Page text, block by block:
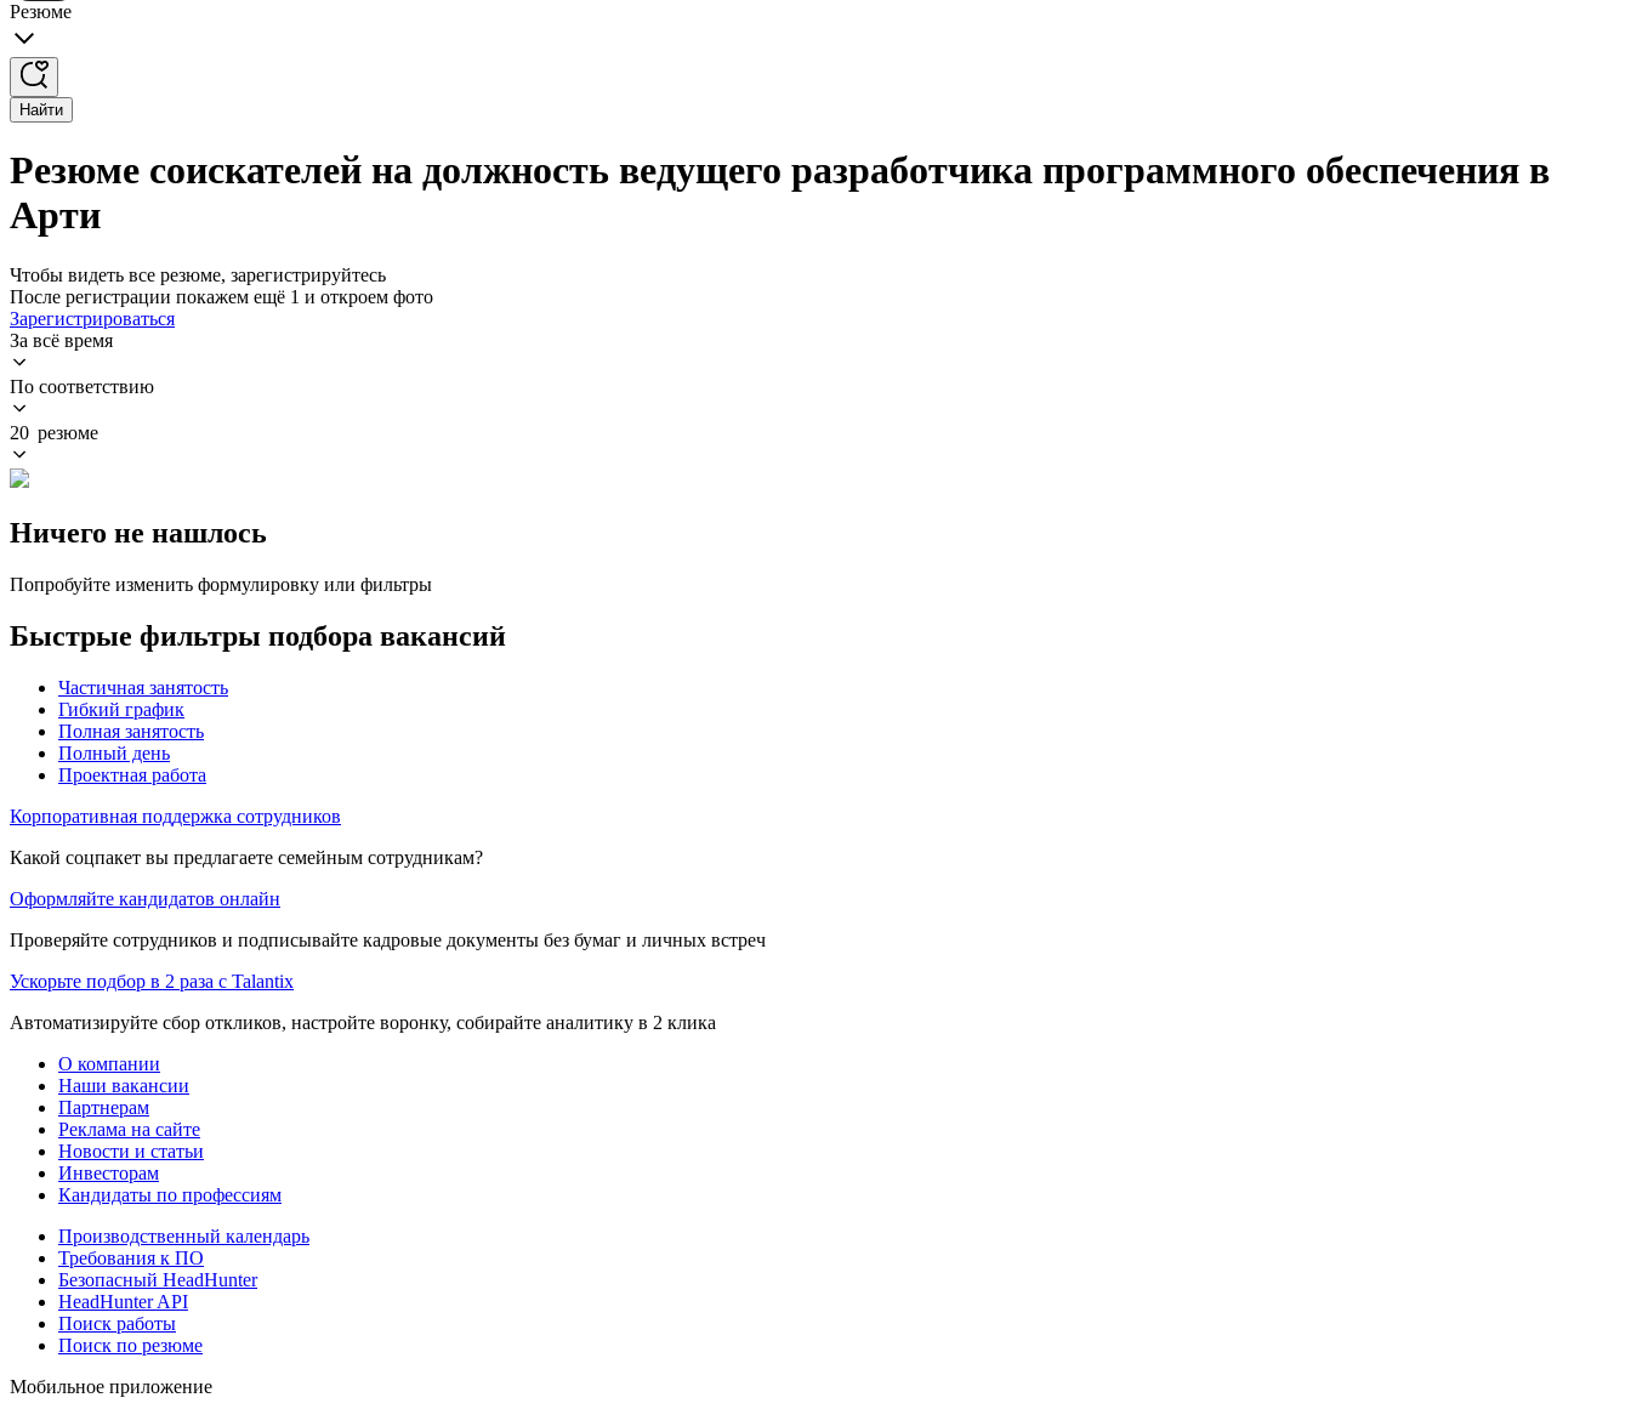
Резюме
Найти
Резюме соискателей на должность ведущего разработчика программного обеспечения в
Арти
Чтобы видеть все резюме, зарегистрируйтесь
После регистрации покажем ещё 1 и откроем фото
Зарегистрироваться
За всё время
По соответствию
20 резюме
Ничего не нашлось
Попробуйте изменить формулировку или фильтры
Быстрые фильтры подбора вакансий
Частичная занятость
Гибкий график
Полная занятость
Полный день
Проектная работа
Корпоративная поддержка сотрудников
Какой соцпакет вы предлагаете семейным сотрудникам?
Оформляйте кандидатов онлайн
Проверяйте сотрудников и подписывайте кадровые документы без бумаг и личных встреч
Ускорьте подбор в 2 раза с Talantix
Автоматизируйте сбор откликов, настройте воронку, собирайте аналитику в 2 клика
О компании
Наши вакансии
Партнерам
Реклама на сайте
Новости и статьи
Инвесторам
Кандидаты по профессиям
Производственный календарь
Требования к ПО
Безопасный HeadHunter
HeadHunter API
Поиск работы
Поиск по резюме
Мобильное приложение